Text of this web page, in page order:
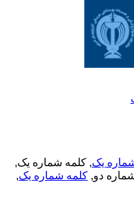
یک, کلمه شماره یک,
دو,کلمه شماره یک,